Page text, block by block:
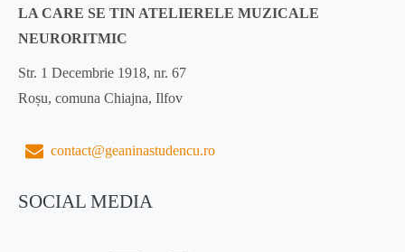
LA CARE SE TIN ATELIERELE MUZICALE
NEURORITMIC
Str. 1 Decembrie 1918, nr. 67
Roșu, comuna Chiajna, Ilfov
contact@geaninastudencu.ro
SOCIAL MEDIA